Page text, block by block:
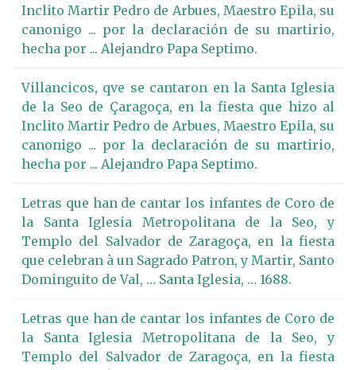
Inclito Martir Pedro de Arbues, Maestro Epila, su
canonigo ... por la declaración de su martirio,
hecha por ... Alejandro Papa Septimo.
Villancicos, qve se cantaron en la Santa Iglesia
de la Seo de Çaragoça, en la fiesta que hizo al
Inclito Martir Pedro de Arbues, Maestro Epila, su
canonigo ... por la declaración de su martirio,
hecha por ... Alejandro Papa Septimo.
Letras que han de cantar los infantes de Coro de
la Santa Iglesia Metropolitana de la Seo, y
Templo del Salvador de Zaragoça, en la fiesta
que celebran à un Sagrado Patron, y Martir, Santo
Dominguito de Val, … Santa Iglesia, … 1688.
Letras que han de cantar los infantes de Coro de
la Santa Iglesia Metropolitana de la Seo, y
Templo del Salvador de Zaragoça, en la fiesta